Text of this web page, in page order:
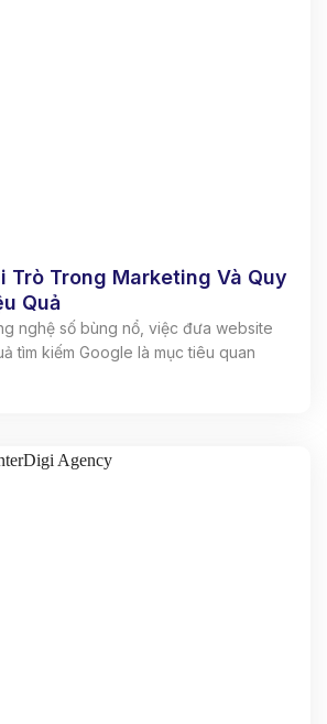
Trò Trong Marketing Và Quy
Quả
nghệ số bùng nổ, việc đưa website
tìm kiếm Google là mục tiêu quan